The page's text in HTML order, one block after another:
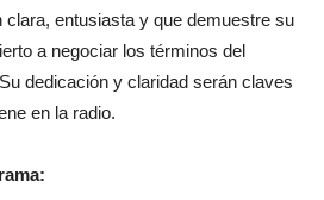
clara, entusiasta y que demuestre su
a negociar los términos del
dedicación y claridad serán claves
en la radio.